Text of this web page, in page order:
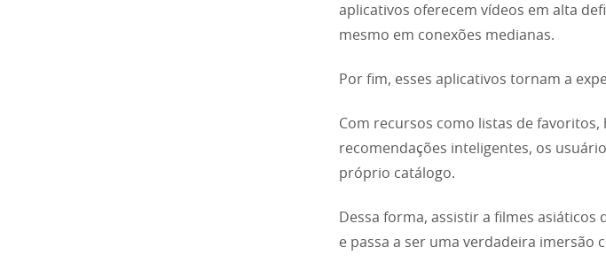
aplicativos oferecem vídeos em alta
mesmo em conexões medianas.
Por fim, esses aplicativos tornam a
Com recursos como listas de favoritos,
recomendações inteligentes, os
próprio catálogo.
Dessa forma, assistir a filmes
e passa a ser uma verdadeira imersão